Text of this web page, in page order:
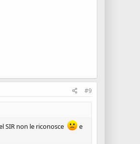
#9
SIR non le riconosce e